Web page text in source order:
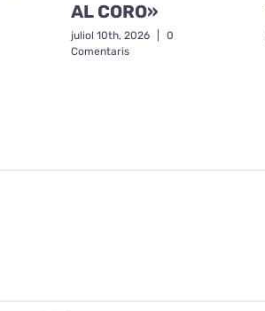
AL CORO»
juliol 10th, 2026
0
Comentaris